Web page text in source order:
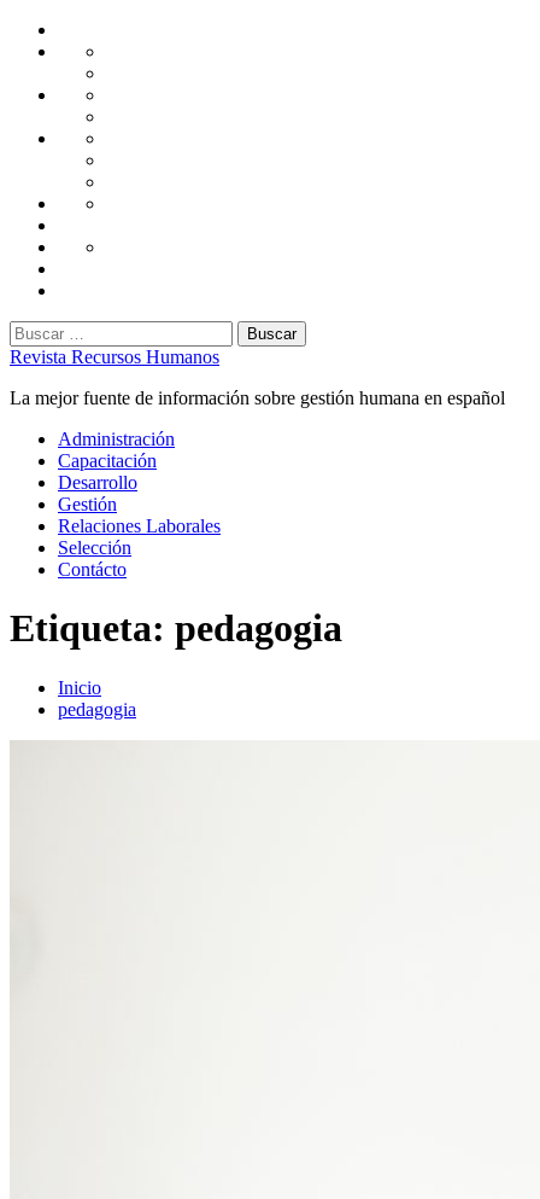
Saltar
Administración
Capacitación
Desarrollo
Gestión
Laborales
Selección
Buscar:
Revista Recursos Humanos
La mejor fuente de información sobre gestión humana en español
Menú
principal
Administración
Capacitación
Desarrollo
Gestión
Relaciones Laborales
Selección
Contácto
Etiqueta: pedagogia
Inicio
pedagogia